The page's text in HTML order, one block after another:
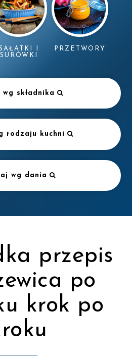
I
SURÓWKI
PRZETWORY
wg składnika
rodzaju kuchni
wg dania
przepis
po
krok po